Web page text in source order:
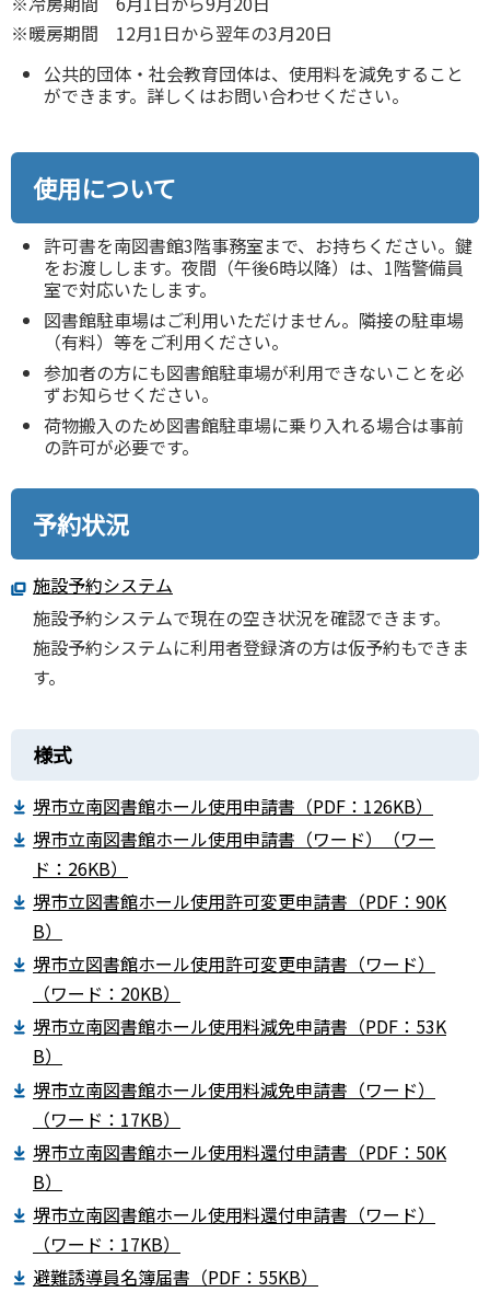
※暖房期間 12月1日から翌年の3月20日
公共的団体・社会教育団体は、使用料を減免すること
ができます。詳しくはお問い合わせください。
使用について
許可書を南図書館3階事務室まで、お持ちください。鍵
をお渡しします。夜間（午後6時以降）は、1階警備員
室で対応いたします。
図書館駐車場はご利用いただけません。隣接の駐車場
（有料）等をご利用ください。
参加者の方にも図書館駐車場が利用できないことを必
ずお知らせください。
荷物搬入のため図書館駐車場に乗り入れる場合は事前
の許可が必要です。
予約状況
施設予約システム
施設予約システムで現在の空き状況を確認できます。
施設予約システムに利用者登録済の方は仮予約もできま
す。
様式
堺市立南図書館ホール使用申請書（PDF：126KB）
堺市立南図書館ホール使用申請書（ワード）（ワー
ド：26KB）
堺市立図書館ホール使用許可変更申請書（PDF：90K
B）
堺市立図書館ホール使用許可変更申請書（ワード）
（ワード：20KB）
堺市立南図書館ホール使用料減免申請書（PDF：53K
B）
堺市立南図書館ホール使用料減免申請書（ワード）
（ワード：17KB）
堺市立南図書館ホール使用料還付申請書（PDF：50K
B）
堺市立南図書館ホール使用料還付申請書（ワード）
（ワード：17KB）
避難誘導員名簿届書（PDF：55KB）